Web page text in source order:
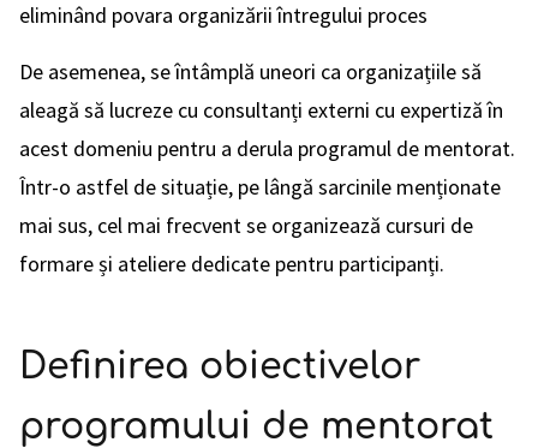
eliminând povara organizării întregului proces
De asemenea, se întâmplă uneori ca organizațiile să
aleagă să lucreze cu consultanți externi cu expertiză în
acest domeniu pentru a derula programul de mentorat.
Într-o astfel de situație, pe lângă sarcinile menționate
mai sus, cel mai frecvent se organizează cursuri de
formare și ateliere dedicate pentru participanți.
Definirea obiectivelor
programului de mentorat